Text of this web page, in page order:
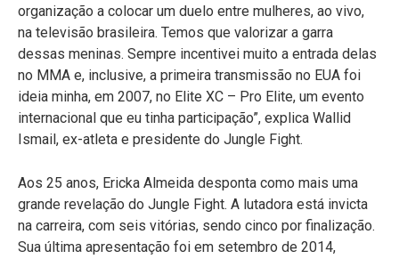
organização a colocar um duelo entre mulheres, ao vivo,
na televisão brasileira. Temos que valorizar a garra
dessas meninas. Sempre incentivei muito a entrada delas
no MMA e, inclusive, a primeira transmissão no EUA foi
ideia minha, em 2007, no Elite XC – Pro Elite, um evento
internacional que eu tinha participação”, explica Wallid
Ismail, ex-atleta e presidente do Jungle Fight.
Aos 25 anos, Ericka Almeida desponta como mais uma
grande revelação do Jungle Fight. A lutadora está invicta
na carreira, com seis vitórias, sendo cinco por finalização.
Sua última apresentação foi em setembro de 2014,